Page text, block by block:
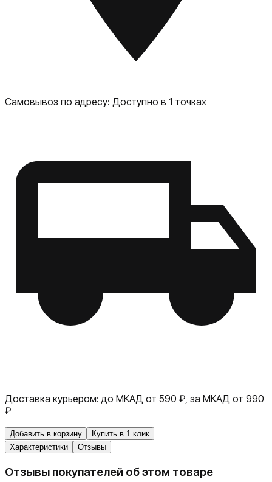
Самовывоз по адресу: Доступно в 1 точках
Доставка курьером: до МКАД от 590 ₽, за МКАД от 990
₽
Добавить в корзину
Купить в 1 клик
Характеристики
Отзывы
Отзывы покупателей об этом товаре